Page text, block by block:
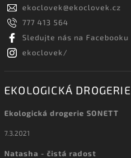
ekoclovek@ekoclovek.cz
777 413 564
Sledujte nás na Facebooku
ekoclovek/
EKOLOGICKÁ DROGERIE
Ekologická drogerie SONETT
7.3.2021
Natasha - čistá radost